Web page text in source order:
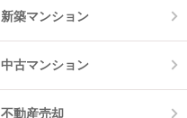
新築マンション
中古マンション
不動産売却